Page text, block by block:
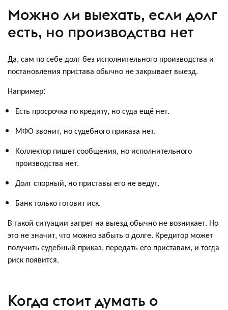
Можно ли выехать, если долг
есть, но производства нет
Да, сам по себе долг без исполнительного производства и
постановления пристава обычно не закрывает выезд.
Например:
Есть просрочка по кредиту, но суда ещё нет.
МФО звонит, но судебного приказа нет.
Коллектор пишет сообщения, но исполнительного
производства нет.
Долг спорный, но приставы его не ведут.
Банк только готовит иск.
В такой ситуации запрет на выезд обычно не возникает. Но
это не значит, что можно забыть о долге. Кредитор может
получить судебный приказ, передать его приставам, и тогда
риск появится.
Когда стоит думать о